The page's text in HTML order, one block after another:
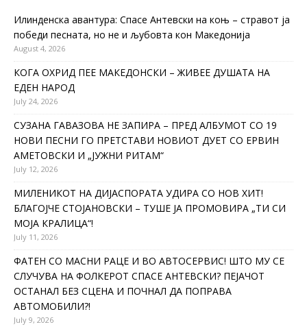
Илинденска авантура: Спасе Антевски на коњ – стравот ја
победи песната, но не и љубовта кон Македонија
August 4, 2026
КОГА ОХРИД ПЕЕ МАКЕДОНСКИ – ЖИВЕЕ ДУШАТА НА
ЕДЕН НАРОД
July 24, 2026
СУЗАНА ГАВАЗОВА НЕ ЗАПИРА – ПРЕД АЛБУМОТ СО 19
НОВИ ПЕСНИ ГО ПРЕТСТАВИ НОВИОТ ДУЕТ СО ЕРВИН
АМЕТОВСКИ И „ЈУЖНИ РИТАМ“
July 12, 2026
МИЛЕНИКОТ НА ДИЈАСПОРАТА УДИРА СО НОВ ХИТ!
БЛАГОЈЧЕ СТОЈАНОВСКИ – ТУШЕ ЈА ПРОМОВИРА „ТИ СИ
МОЈА КРАЛИЦА“!
July 11, 2026
ФАТЕН СО МАСНИ РАЦЕ И ВО АВТОСЕРВИС! ШТО МУ СЕ
СЛУЧУВА НА ФОЛКЕРОТ СПАСЕ АНТЕВСКИ? ПЕЈАЧОТ
ОСТАНАЛ БЕЗ СЦЕНА И ПОЧНАЛ ДА ПОПРАВА
АВТОМОБИЛИ?!
July 9, 2026